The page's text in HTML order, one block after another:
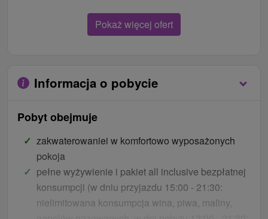
Pokaż więcej ofert
Informacja o pobycie
Pobyt obejmuje
zakwaterowaniei w komfortowo wyposażonych
pokoja
pełne wyżywienie i pakiet all inclusive bezpłatnej
konsumpcji (w dniu przyjazdu 15:00 - 21:30:
nielimitowana konsumpcja wina, piwa, maliny,